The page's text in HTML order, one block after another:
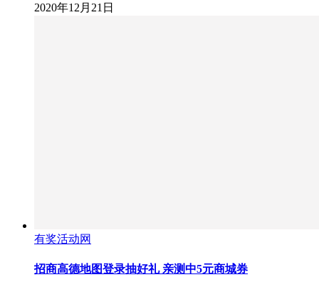
2020年12月21日
有奖活动网
招商高德地图登录抽好礼 亲测中5元商城券